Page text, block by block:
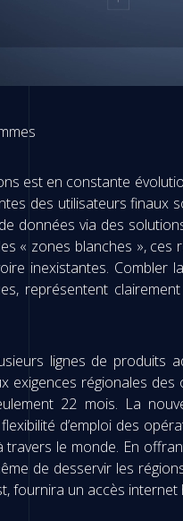
est en constante
des utilisateurs finaux
données via des
« zones blanches »,
inexistantes.
représentent
lignes de produits
régionales
22 mois. La
d’emploi des
le monde. En
de desservir les
fournira un accès